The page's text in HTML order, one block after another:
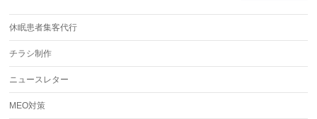
休眠患者集客代行
チラシ制作
ニュースレター
MEO対策